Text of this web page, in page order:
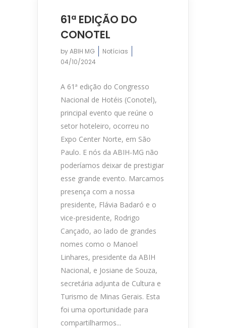
61ª EDIÇÃO DO
CONOTEL
byABIH MG
Notícias
04/10/2024
A 61ª edição do Congresso
Nacional de Hotéis (Conotel),
principal evento que reúne o
setor hoteleiro, ocorreu no
Expo Center Norte, em São
Paulo. E nós da ABIH-MG não
poderíamos deixar de prestigiar
esse grande evento. Marcamos
presença com a nossa
presidente, Flávia Badaró e o
vice-presidente, Rodrigo
Cançado, ao lado de grandes
nomes como o Manoel
Linhares, presidente da ABIH
Nacional, e Josiane de Souza,
secretária adjunta de Cultura e
Turismo de Minas Gerais. Esta
foi uma oportunidade para
compartilharmos...